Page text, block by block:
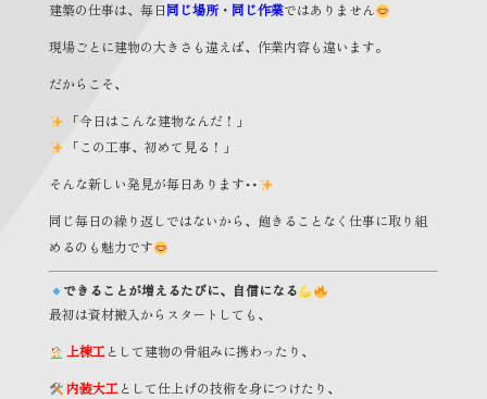
建築の仕事は、毎日同じ場所・ 同じ作業ではありません
現場ごとに建物の大きさも違えば、作業内容も違います。
だからこそ、
「今日はこんな建物なんだ！」
「この工事、初めて見る！」
そんな新しい発見が毎日あります
同じ毎日の繰り返しではないから、飽きることなく仕事に取り組
めるのも魅力です
できることが増えるたびに、自信になる
最初は資材搬入からスタートしても、
上棟工 として建物の骨組みに携わったり、
内装大工 として仕上げの技術を身につけたり、